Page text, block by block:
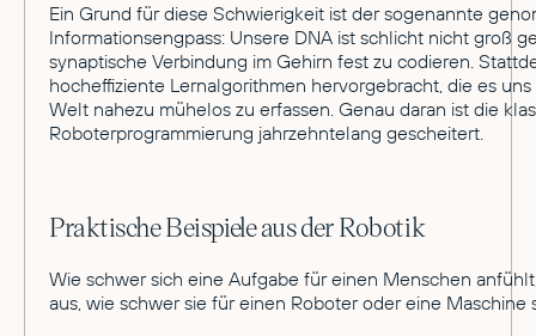
Ein Grund für diese Schwierigkeit ist der sogenannte
Informationsengpass: Unsere DNA ist schlicht nicht groß
synaptische Verbindung im Gehirn fest zu codieren.
hocheffiziente Lernalgorithmen hervorgebracht, die es
Welt nahezu mühelos zu erfassen. Genau daran ist die
Roboterprogrammierung jahrzehntelang gescheitert.
Praktische Beispiele aus der Robotik
Wie schwer sich eine Aufgabe für einen Menschen
aus, wie schwer sie für einen Roboter oder eine Maschine